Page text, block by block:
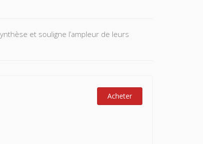
et souligne l’ampleur de leurs
Acheter